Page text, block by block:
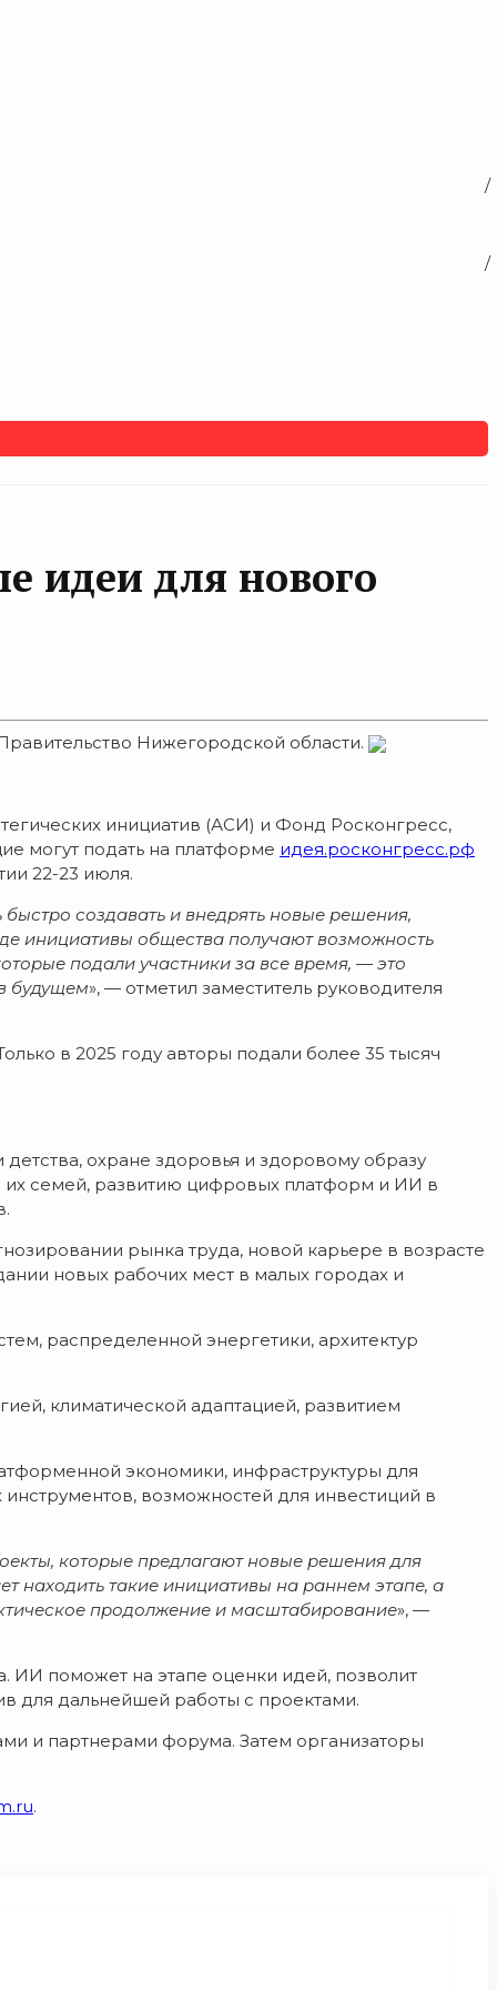
идеи для нового
Нижегородской области.
инициатив (АСИ) и Фонд Росконгресс,
могут подать на платформе идея.росконгресс.рф
22-23 июля.
создавать и внедрять новые решения,
инициативы общества получают возможность
подали участники за все время, — это
будущем», — отметил заместитель руководителя
в 2025 году авторы подали более 35 тысяч
охране здоровья и здоровому образу
семей, развитию цифровых платформ и ИИ в
рынка труда, новой карьере в возрасте
новых рабочих мест в малых городах и
распределенной энергетики, архитектур
климатической адаптацией, развитием
экономики, инфраструктуры для
возможностей для инвестиций в
которые предлагают новые решения для
находить такие инициативы на раннем этапе, а
продолжение и масштабирование», —
ИИ поможет на этапе оценки идей, позволит
для дальнейшей работы с проектами.
и партнерами форума. Затем организаторы
.